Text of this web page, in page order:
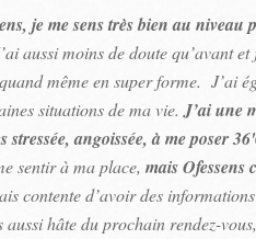
je me sens très bien au
aussi moins de doute qu’avant
même en super forme. J’ai
situations de ma vie. J’ai une
stressée, angoissée, à me poser
sentir à ma place, mais Ofessens
contente d’avoir des
aussi hâte du prochain rendez-